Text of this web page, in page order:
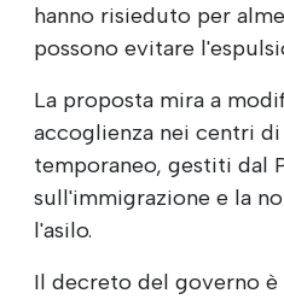
hanno risieduto per
possono evitare
La proposta mira a
accoglienza nei centri
temporaneo, gestiti dal
sull'immigrazione e la
l'asilo.
Il decreto del governo